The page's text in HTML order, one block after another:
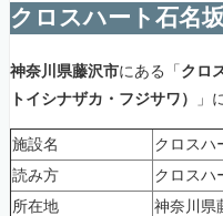
クロスハート石名
神奈川県藤沢市にある「 クロ
トイシナザカ・フジサワ）
」
施設名
クロスハ
読み方
クロスハ
所在地
神奈川県